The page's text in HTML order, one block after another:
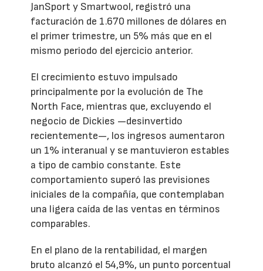
JanSport y Smartwool, registró una
facturación de 1.670 millones de dólares en
el primer trimestre, un 5% más que en el
mismo periodo del ejercicio anterior.
El crecimiento estuvo impulsado
principalmente por la evolución de The
North Face, mientras que, excluyendo el
negocio de Dickies —desinvertido
recientemente—, los ingresos aumentaron
un 1% interanual y se mantuvieron estables
a tipo de cambio constante. Este
comportamiento superó las previsiones
iniciales de la compañía, que contemplaban
una ligera caída de las ventas en términos
comparables.
En el plano de la rentabilidad, el margen
bruto alcanzó el 54,9%, un punto porcentual